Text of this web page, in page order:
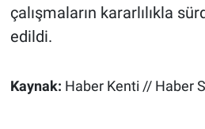
çalışmaların kararlılıkla
edildi.
Kaynak: Haber Kenti // Haber